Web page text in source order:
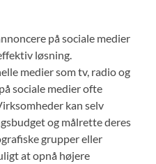
på sociale medier
løsning.
medier som tv, radio og
sociale medier ofte
kan selv
og målrette deres
grupper eller
at opnå højere